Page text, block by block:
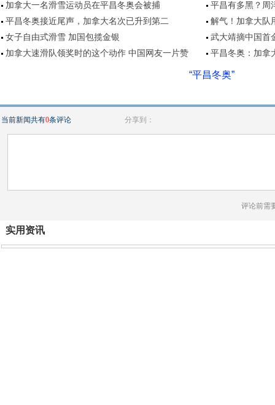
加拿大一名滑雪运动员在平昌冬奥会被捕
平昌有多黑？周
平昌冬奥接近尾声，加拿大名次已升到第二
解气！加拿大队
女子自由式滑雪 加国包揽金银
武大靖摘中国首
加拿大速滑队领奖时的这个动作 中国网友一片赞
平昌冬奥：加拿
“平昌冬奥”
当前新闻共有0条评论 分享到：
评论前需
实用资讯